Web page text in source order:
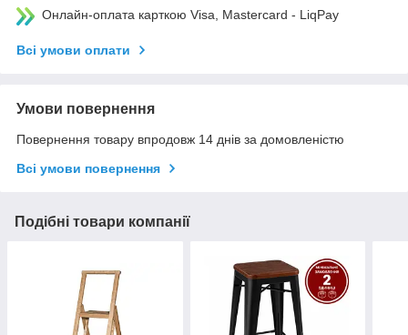
Онлайн-оплата карткою Visa, Mastercard - LiqPay
Всі умови оплати
Умови повернення
Повернення товару впродовж 14 днів за домовленістю
Всі умови повернення
Подібні товари компанії